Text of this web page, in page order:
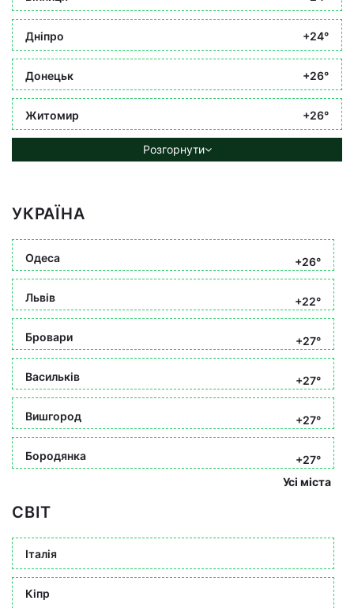
Дніпро +24°
Донецьк +26°
Житомир +26°
Розгорнути
УКРАЇНА
Одеса +26°
Львів +22°
Бровари +27°
Васильків +27°
Вишгород +27°
Бородянка
+27°
Усі міста
СВІТ
Італія
Кіпр